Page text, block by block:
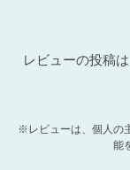
レビューの投稿
※レビューは、個人の
能